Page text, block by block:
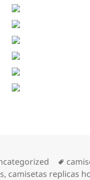
, camisetas replicas